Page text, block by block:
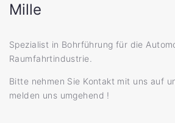
Mille
Spezialist in Bohrführung für die
Raumfahrtindustrie.
Bitte nehmen Sie Kontakt mit uns auf
melden uns umgehend !